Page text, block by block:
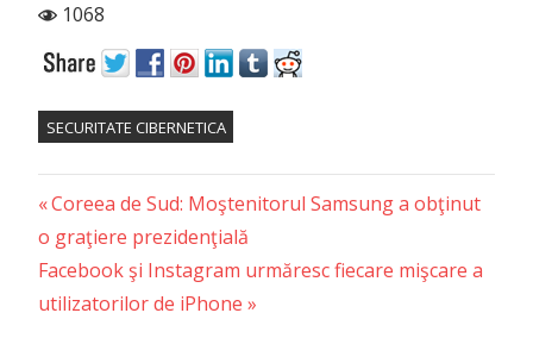
1068
SECURITATE CIBERNETICA
Post
navigation
Previous
Post:
Coreea de Sud: Moştenitorul Samsung a obţinut
o graţiere prezidenţială
Next
Post:
Facebook şi Instagram urmăresc fiecare mişcare a
utilizatorilor de iPhone